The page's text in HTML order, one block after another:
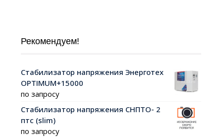
Рекомендуем!
Стабилизатор напряжения Энерготех
OPTIMUM+15000
по запросу
Стабилизатор напряжения СНПТО- 2
птс (slim)
по запросу